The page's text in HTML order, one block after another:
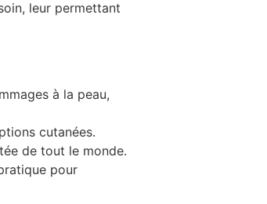
leur permettant
à la peau,
cutanées.
de tout le monde.
pour